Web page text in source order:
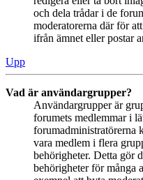
och dela trådar i de
moderatorerna där för
ifrån ämnet eller postar
Upp
Vad är användargrupper?
Användargrupper är
forumets medlemmar i
forumadministratörerna
vara medlem i flera
behörigheter. Detta gör
behörigheter för många